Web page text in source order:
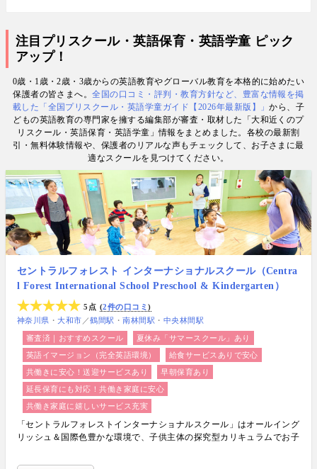
800名にグローバル教育を実践した英語学習コーチ.
で子育て中のワーキングママなど多様な専門家が多
数. 日経・AERA with kids・AERA・NewsPicks等の
情報提供・寄稿・監修実績も豊富な“世界と子どもの
未来をつなぐ情報ハブ”です。
注目プリスクール・英語保育・英語学童 ピック
アップ！
0歳・1歳・2歳・3歳からの英語教育やグローバル教育を本格的に始めたい
保護者の皆さまへ。全国の口コミ・評判・教育方針など、豊富な情報を掲
載した「全国プリスクール・英語学童ガイド【2026年最新版】」から、子
どもの英語教育の専門家を擁する編集部が審査・取材した「大和近くのプ
リスクール・英語保育・英語学童」情報をまとめました。各校の最新割
引・無料体験情報や、保護者のリアルな声もチェックして、お子さまに最
適なスクールを見つけてください。
セントラルフォレスト インターナショナルスクール（Centra
l Forest International School Preschool & Kindergarten）
5点
2件の口コミ
神奈川県
大和市 ／鶴間駅 南林間駅 中央林間駅
審査済｜おすすめスクール
夏休み「サマースクール」あり
英語イマージョン（完全英語環境）
給食サービスありで安心
共働きに安心！送迎サービスあり
早朝保育あり
延長保育にも対応！共働き家庭に安心
共働き家庭に嬉しいサービス充実
「セントラルフォレストインターナショナルスクール」はオールイング
リッシュ＆国際色豊かな環境で、子供主体の探究型カリキュラムでお子